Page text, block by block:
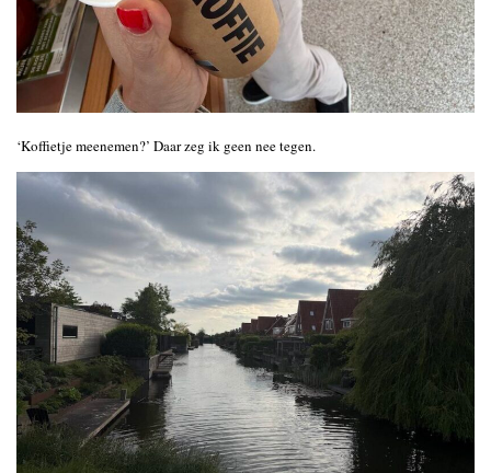
‘Koffietje meenemen?’ Daar zeg ik geen nee tegen.